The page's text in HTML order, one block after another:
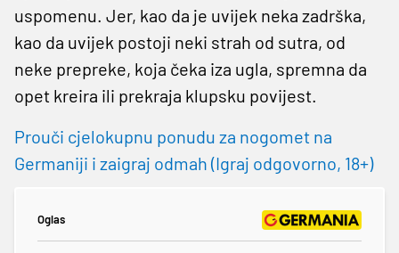
uspomenu. Jer, kao da je uvijek neka zadrška,
kao da uvijek postoji neki strah od sutra, od
neke prepreke, koja čeka iza ugla, spremna da
opet kreira ili prekraja klupsku povijest.
Prouči cjelokupnu ponudu za nogomet na
Germaniji i zaigraj odmah (Igraj odgovorno, 18+)
Oglas